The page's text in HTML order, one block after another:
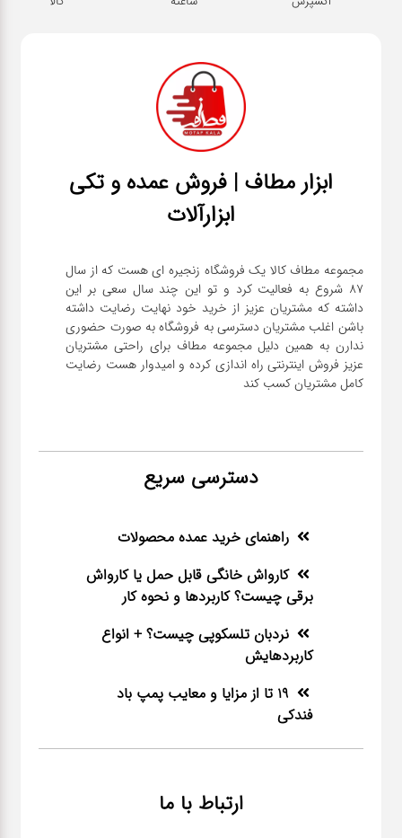
ابزار مطاف | فروش عمده و تکی
ابزارآلات
مجموعه مطاف کالا یک فروشگاه زنجیره ای هست که از سال
۸۷ شروع به فعالیت کرد و تو این چند سال سعی بر این
داشته که مشتریان عزیز از خرید خود نهایت رضایت داشته
باشن اغلب مشتریان دسترسی به فروشگاه به صورت حضوری
ندارن به همین دلیل مجموعه مطاف برای راحتی مشتریان
عزیز فروش اینترنتی راه اندازی کرده و امیدوار هست رضایت
کامل مشتریان کسب کند
دسترسی سریع
راهنمای خرید عمده محصولات
کارواش خانگی قابل حمل یا کارواش
برقی چیست؟ کاربردها و نحوه کار
نردبان تلسکوپی چیست؟ + انواع
کاربردهایش
19 تا از مزایا و معایب پمپ باد
فندکی
ارتباط با ما